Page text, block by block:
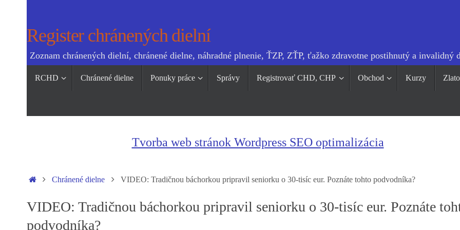
Register chránených dielní
Zoznam chránených dielní, chránené dielne, náhradné plnenie, ŤZP, ZŤP, ťažko zdravotne postihnutý a invalidný
RCHD Chránené dielne Ponuky práce Správy Registrovať CHD, CHP Obchod Kurzy Zlato
Tvorba web stránok Wordpress SEO optimalizácia
HomeChránené dielne VIDEO: Tradičnou báchorkou pripravil seniorku o 30-tisíc eur. Poznáte tohto podvodníka?
VIDEO: Tradičnou báchorkou pripravil seniorku o 30-tisíc eur. Poznáte
podvodníka?